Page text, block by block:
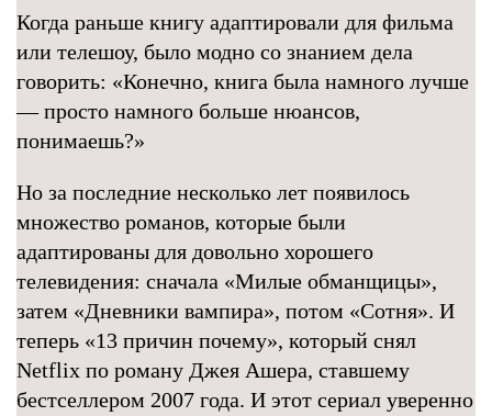
Когда раньше книгу адаптировали для фильма
или телешоу, было модно со знанием дела
говорить: «Конечно, книга была намного лучше
— просто намного больше нюансов,
понимаешь?»
Но за последние несколько лет появилось
множество романов, которые были
адаптированы для довольно хорошего
телевидения: сначала «Милые обманщицы»,
затем «Дневники вампира», потом «Сотня». И
теперь «13 причин почему», который снял
Netflix по роману Джея Ашера, ставшему
бестселлером 2007 года. И этот сериал уверенно